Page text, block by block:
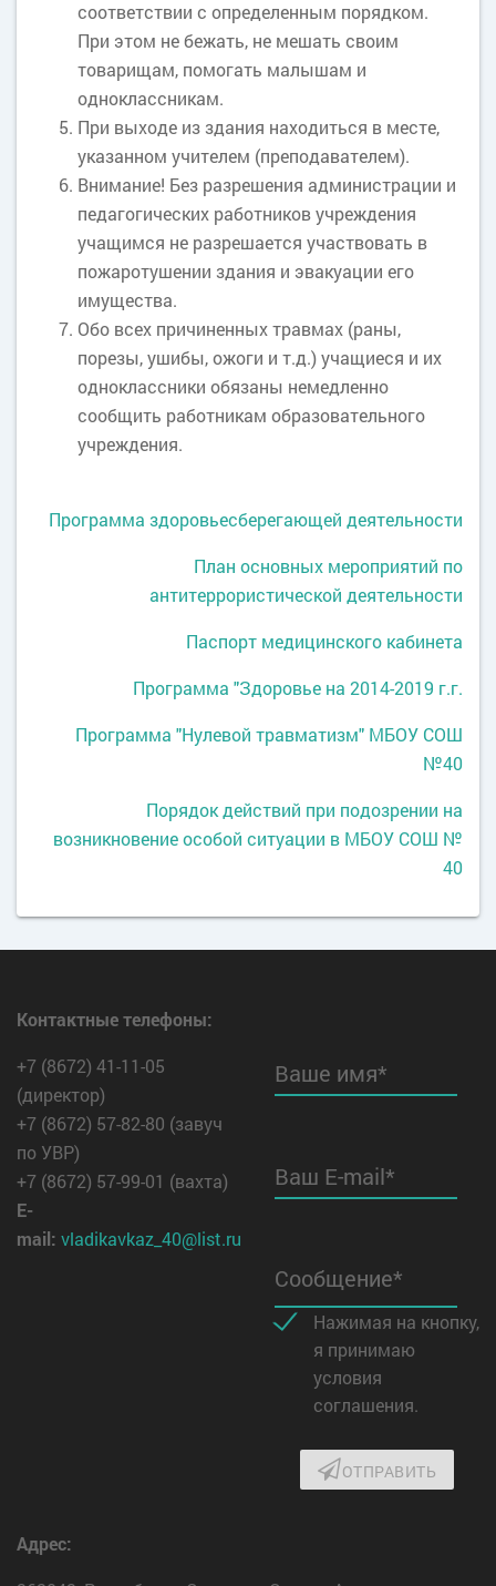
соответствии с определенным порядком.
При этом не бежать, не мешать своим
товарищам, помогать малышам и
одноклассникам.
При выходе из здания находиться в месте,
указанном учителем (преподавателем).
Внимание! Без разрешения администрации и
педагогических работников учреждения
учащимся не разрешается участвовать в
пожаротушении здания и эвакуации его
имущества.
Обо всех причиненных травмах (раны,
порезы, ушибы, ожоги и т.д.) учащиеся и их
одноклассники обязаны немедленно
сообщить работникам образовательного
учреждения.
Программа здоровьесберегающей деятельности
План основных мероприятий по
антитеррористической деятельности
Паспорт медицинского кабинета
Программа "Здоровье на 2014-2019 г.г.
Программа "Нулевой травматизм" МБОУ СОШ
№40
Порядок действий при подозрении на
возникновение особой ситуации в МБОУ СОШ №
40
Контактные телефоны:
+7 (8672) 41-11-05
(директор)
+7 (8672) 57-82-80 (завуч
по УВР)
+7 (8672) 57-99-01 (вахта)
E-
mail: vladikavkaz_40@list.ru
Ваше имя*
Ваш E-mail*
Сообщение*
Нажимая на кнопку,
я принимаю
условия
соглашения.
ОТПРАВИТЬ
Адрес: